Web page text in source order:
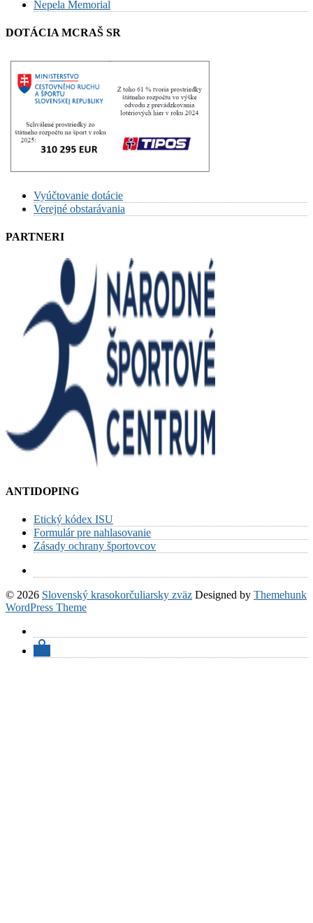
Nepela Memorial
DOTÁCIA MCRAŠ SR
Vyúčtovanie dotácie
Verejné obstarávania
PARTNERI
ANTIDOPING
Etický kódex ISU
Formulár pre nahlasovanie
Zásady ochrany športovcov
© 2026 Slovenský krasokorčuliarsky zväz Designed by Themehunk
WordPress Theme